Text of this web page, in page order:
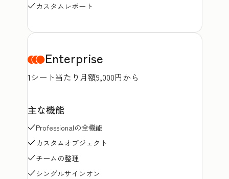
カスタムレポート
Enterprise
1シート当たり月額9,000円から
主な機能
Professionalの全機能
カスタムオブジェクト
チームの整理
シングルサインオン